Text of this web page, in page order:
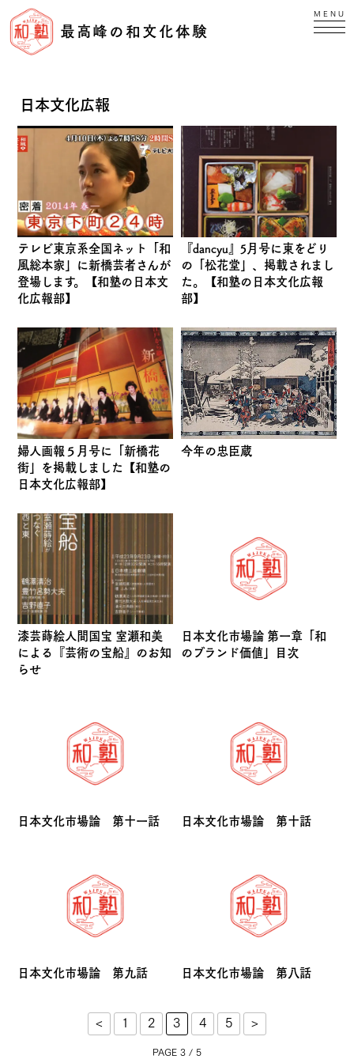
最高峰の和文化体験
MENU
日本文化広報
テレビ東京系全国ネット「和
風総本家」に新橋芸者さんが
登場します。【和塾の日本文
化広報部】
『dancyu』5月号に東をどり
の「松花堂」、掲載されまし
た。【和塾の日本文化広報
部】
婦人画報５月号に「新橋花
街」を掲載しました【和塾の
日本文化広報部】
今年の忠臣蔵
漆芸蒔絵人間国宝 室瀬和美
による『芸術の宝船』のお知
らせ
日本文化市場論 第一章「和
のブランド価値」目次
日本文化市場論 第十一話 日本文化市場論 第十話
日本文化市場論 第九話 日本文化市場論 第八話
< 1 2 3 4 5 >
PAGE 3 / 5